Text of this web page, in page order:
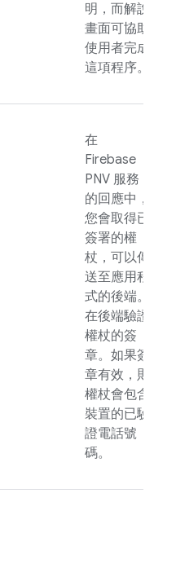
明，而解說
畫面可協助
使用者完成
這項程序。
在
Firebase
PNV 服務
的回應中，
您會取得已
簽署的權
杖，可以傳
送至應用程
式的後端。
在後端驗證
權杖的簽
章。如果簽
章有效，則
權杖會包含
裝置的已驗
證電話號
碼。